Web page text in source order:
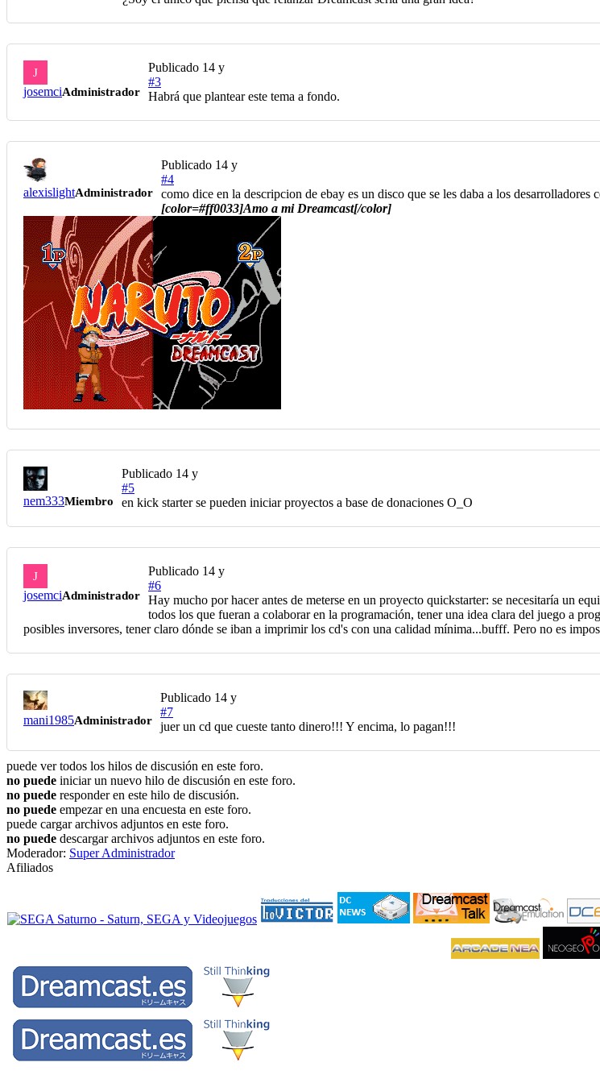
J
josemciAdministrador
Publicado 14 y
#3
Habrá que plantear este tema a fondo.
alexislightAdministrador
Publicado 14 y
#4
como dice en la descripcion de ebay es un disco que se les daba a los
[color=#ff0033]Amo a mi Dreamcast[/color]
nem333Miembro
Publicado 14 y
#5
en kick starter se pueden iniciar proyectos a base de donaciones O_O
J
josemciAdministrador
Publicado 14 y
#6
Hay mucho por hacer antes de meterse en un proyecto quickstarter: se necesitaría un
todos los que fueran a colaborar en la programación, tener una idea clara del juego a
posibles inversores, tener claro dónde se iban a imprimir los cd's con una calidad mínima...bufff. Pero no es
mani1985Administrador
Publicado 14 y
#7
juer un cd que cueste tanto dinero!!! Y encima, lo pagan!!!
puede ver todos los hilos de discusión en este foro.
no puede iniciar un nuevo hilo de discusión en este foro.
no puede responder en este hilo de discusión.
no puede empezar en una encuesta en este foro.
puede cargar archivos adjuntos en este foro.
no puede descargar archivos adjuntos en este foro.
Moderador: Super Administrador
Afiliados